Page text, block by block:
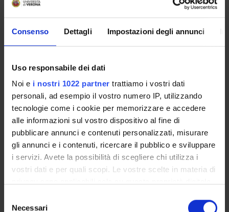
Consenso Dettagli Impostazioni degli annunci
Uso responsabile dei dati
Noi e i nostri 1022 partner trattiamo i vostri dati
personali, ad esempio il vostro numero IP, utilizzando
tecnologie come i cookie per memorizzare e accedere
alle informazioni sul vostro dispositivo al fine di
pubblicare annunci e contenuti personalizzati, misurare
gli annunci e i contenuti, ricercare il pubblico e sviluppare
i servizi. Avete la possibilità di scegliere chi utilizza i
vostri dati e per quali scopi. Le vostre scelte in materia di
modificare o revocare il proprio consenso in qualsiasi
delNecessari
Sara Scalia
Professore ordinario
COLLABORATORI ESTERNI
Marco Merlo
Fondazione Brescia Musei